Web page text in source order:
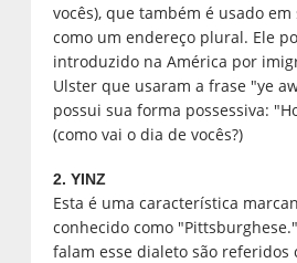
vocês), que também é usado
como um endereço plural. Ele
introduzido na América por
Ulster que usaram a frase "ye
possui sua forma possessiva:
(como vai o dia de vocês?)
2. YINZ
Esta é uma característica
conhecido como
falam esse dialeto são referidos